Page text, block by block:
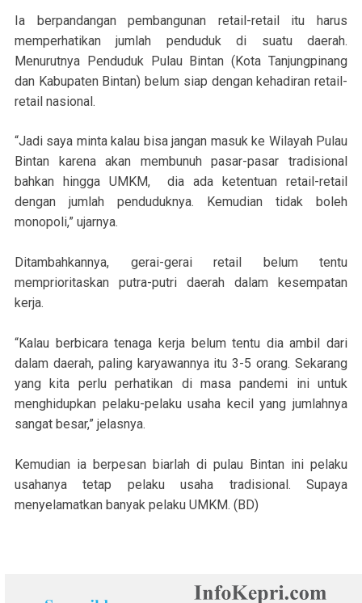
Ia berpandangan pembangunan retail-retail itu harus
memperhatikan jumlah penduduk di suatu daerah.
Menurutnya Penduduk Pulau Bintan (Kota Tanjungpinang
dan Kabupaten Bintan) belum siap dengan kehadiran retail-
retail nasional.
“Jadi saya minta kalau bisa jangan masuk ke Wilayah Pulau
Bintan karena akan membunuh pasar-pasar tradisional
bahkan hingga UMKM, dia ada ketentuan retail-retail
dengan jumlah penduduknya. Kemudian tidak boleh
monopoli,” ujarnya.
Ditambahkannya, gerai-gerai retail belum tentu
memprioritaskan putra-putri daerah dalam kesempatan
kerja.
“Kalau berbicara tenaga kerja belum tentu dia ambil dari
dalam daerah, paling karyawannya itu 3-5 orang. Sekarang
yang kita perlu perhatikan di masa pandemi ini untuk
menghidupkan pelaku-pelaku usaha kecil yang jumlahnya
sangat besar,” jelasnya.
Kemudian ia berpesan biarlah di pulau Bintan ini pelaku
usahanya tetap pelaku usaha tradisional. Supaya
menyelamatkan banyak pelaku UMKM. (BD)